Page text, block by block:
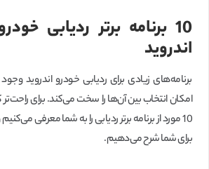
10 برنامه برتر ردیابی
اندروید
برنامه‌های زیادی برای ردیابی خودرو اندروید
امکان انتخاب بین آن‌ها را سخت می‌کند. برای راحت‌تر
10 مورد از برنامه برتر ردیابی را به شما معرفی
برای شما شرح می‌دهیم.